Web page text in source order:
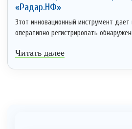
«Радар.НФ»
Этот инновационный инструмент дает
оперативно регистрировать
Читать далее